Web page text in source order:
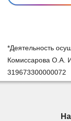
*Деятельность
Комиссарова О.А.
319673300000072